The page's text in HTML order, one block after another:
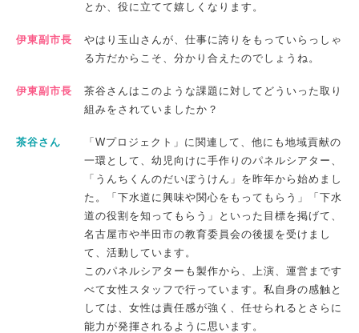
とか、役に立てて嬉しくなります。
伊東副市長
やはり玉山さんが、仕事に誇りをもっていらっしゃ
る方だからこそ、分かり合えたのでしょうね。
伊東副市長
茶谷さんはこのような課題に対してどういった取り
組みをされていましたか？
茶谷さん
「Wプロジェクト」に関連して、他にも地域貢献の
一環として、幼児向けに手作りのパネルシアター、
「うんちくんのだいぼうけん」を昨年から始めまし
た。「下水道に興味や関心をもってもらう」「下水
道の役割を知ってもらう」といった目標を掲げて、
名古屋市や半田市の教育委員会の後援を受けまし
て、活動しています。
このパネルシアターも製作から、上演、運営まです
べて女性スタッフで行っています。私自身の感触と
しては、女性は責任感が強く、任せられるとさらに
能力が発揮されるように思います。